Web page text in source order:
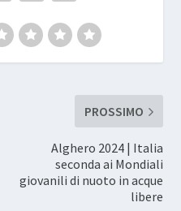
PROSSIMO
Alghero 2024 | Italia
seconda ai Mondiali
giovanili di nuoto in acque
libere